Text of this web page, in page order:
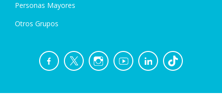
Personas Mayores
Otros Grupos